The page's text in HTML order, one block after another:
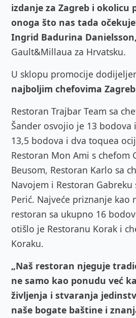
izdanje za Zagreb i okolicu
onoga što nas tada
Ingrid Badurina Danielsson,
Gault&Millaua za Hrvatsku.
U sklopu promocije
najboljim chefovima
Restoran Trajbar Team sa
Šander osvojio je 13 bodova
13,5 bodova i dva toquea
Restoran Mon Ami s chefom
Beusom, Restoran Karlo sa
Navojem i Restoran
Perić. Najveće priznanje kao
restoran sa ukupno 16
otišlo je Restoranu Korak i
Koraku.
„Naš restoran njeguje
ne samo kao ponudu već
življenja i stvaranja
naše bogate baštine i